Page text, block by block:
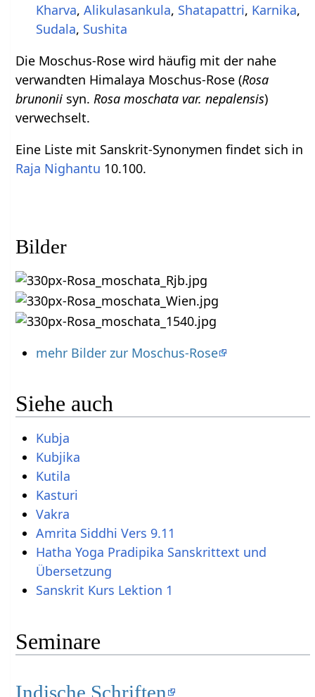
Kharva, Alikulasankula, Shatapattri, Karnika,
Sudala, Sushita
Die Moschus-Rose wird häufig mit der nahe
verwandten Himalaya Moschus-Rose (Rosa
brunonii syn. Rosa moschata var. nepalensis)
verwechselt.
Eine Liste mit Sanskrit-Synonymen findet sich in
Raja Nighantu 10.100.
Bilder
mehr Bilder zur Moschus-Rose
Siehe auch
Kubja
Kubjika
Kutila
Kasturi
Vakra
Amrita Siddhi Vers 9.11
Hatha Yoga Pradipika Sanskrittext und
Übersetzung
Sanskrit Kurs Lektion 1
Seminare
Indische Schriften